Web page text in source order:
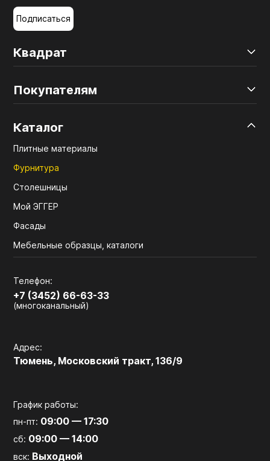
Квадрат
Покупателям
Каталог
Плитные материалы
Фурнитура
Столешницы
Мой ЭГГЕР
Фасады
Мебельные образцы, каталоги
Телефон:
+7 (3452) 66-63-33
(многоканальный)
Адрес:
Тюмень, Московский тракт, 136/9
График работы:
пн-пт: 09:00 — 17:30
сб: 09:00 — 14:00
вск: Выходной
Подписаться